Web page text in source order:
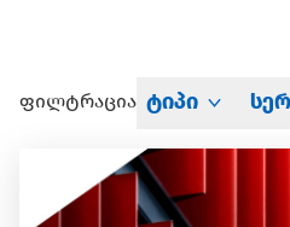
ფილტრაცია ტიპი